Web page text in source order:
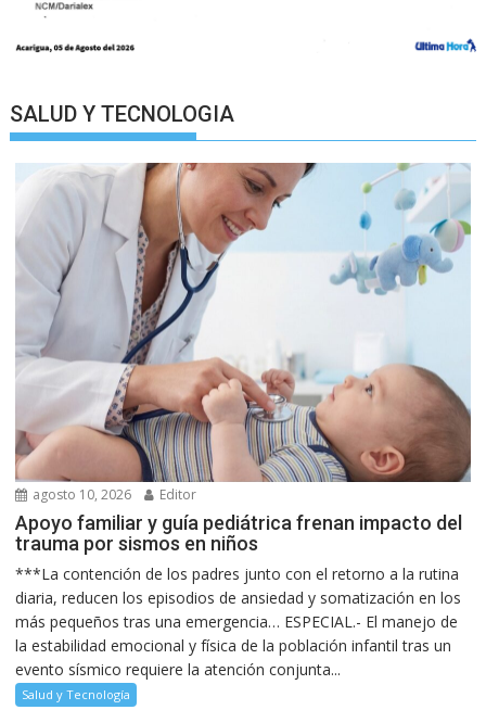
SALUD Y TECNOLOGIA
agosto 10, 2026 Editor
Apoyo familiar y guía pediátrica frenan impacto del
trauma por sismos en niños
***La contención de los padres junto con el retorno a la rutina
diaria, reducen los episodios de ansiedad y somatización en los
más pequeños tras una emergencia… ESPECIAL.- El manejo de
la estabilidad emocional y física de la población infantil tras un
evento sísmico requiere la atención conjunta...
Salud y Tecnología